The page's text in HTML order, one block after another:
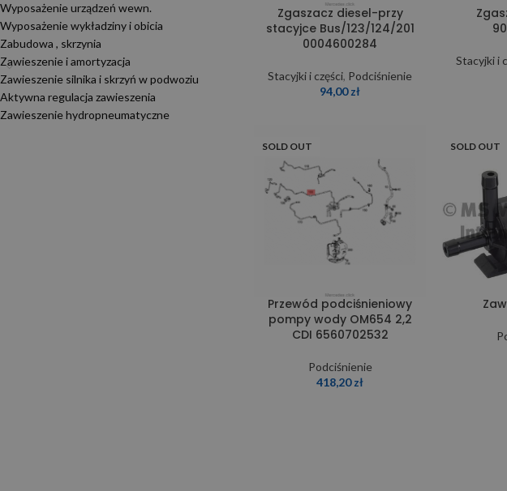
Wyposażenie urządzeń wewn.
Wyposażenie wykładziny i obicia
Zabudowa , skrzynia
Zawieszenie i amortyzacja
Zawieszenie silnika i skrzyń w podwoziu
Aktywna regulacja zawieszenia
Zawieszenie hydropneumatyczne
Zgaszacz diesel-przy
stacyjce Bus/123/124/201
0004600284
Stacyjki i części, Podciśnienie
94,00zł
Stacyjki i
SOLD OUT
Przewód podciśnieniowy
pompy wody OM654 2,2
CDI 6560702532
Podciśnienie
418,20zł
SOLD OUT